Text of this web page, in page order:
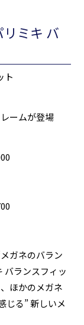
ミキ バ
ガネのバラン
バランスフィッ
ほかのメガネ
じる” 新しいメ